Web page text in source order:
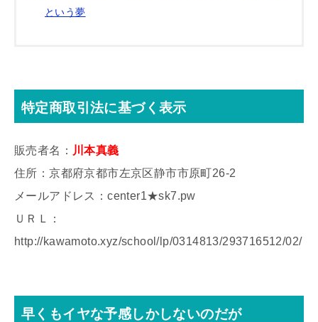
という夢
特定商取引法に基づく表示
販売者名： 川本真義
住所：京都府京都市左京区静市市原町26-2
メールアドレス：center1★sk7.pw
ＵＲＬ：
http://kawamoto.xyz/school/lp/0314813/293716512/02/
早くもイヤな予感しかしないのだが